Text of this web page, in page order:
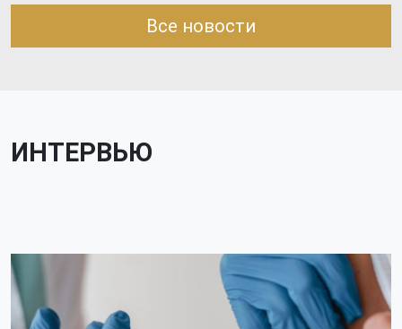
Все новости
ИНТЕРВЬЮ